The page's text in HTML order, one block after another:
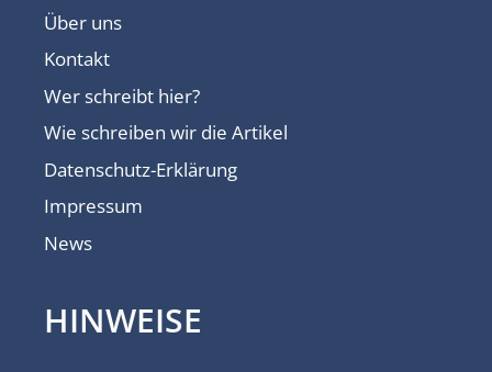
Über uns
Kontakt
Wer schreibt hier?
Wie schreiben wir die Artikel
Datenschutz-Erklärung
Impressum
News
HINWEISE